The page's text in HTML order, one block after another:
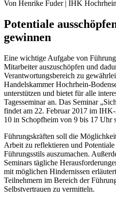
Von Henrike Fuder | IHK
Potentiale
gewinnen
Eine wichtige Aufgabe von
Mitarbeiter auszuschöpfen und
Verantwortungsbereich zu
Handelskammer Hochrhein-
unterstützen und bietet für alle
Tagesseminar an. Das Seminar
findet am 22. Februar 2017 im
10 in Schopfheim von 9 bis 17 Uhr
Führungskräften soll die
Arbeit zu reflektieren und Potentiale
Führungsstils auszumachen.
Seminars tägliche
mit möglichen Hindernissen
Teilnehmern im Bereich der
Selbstvertrauen zu vermitteln.